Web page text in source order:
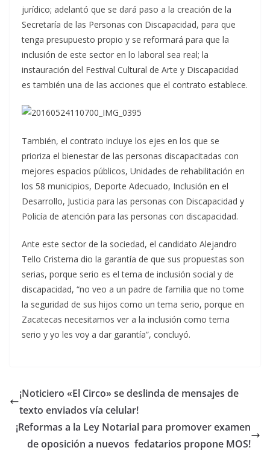
jurídico; adelantó que se dará paso a la creación de la
Secretaría de las Personas con Discapacidad, para que
tenga presupuesto propio y se reformará para que la
inclusión de este sector en lo laboral sea real; la
instauración del Festival Cultural de Arte y Discapacidad
es también una de las acciones que el contrato establece.
También, el contrato incluye los ejes en los que se
prioriza el bienestar de las personas discapacitadas con
mejores espacios públicos, Unidades de rehabilitación en
los 58 municipios, Deporte Adecuado, Inclusión en el
Desarrollo, Justicia para las personas con Discapacidad y
Policía de atención para las personas con discapacidad.
Ante este sector de la sociedad, el candidato Alejandro
Tello Cristerna dio la garantía de que sus propuestas son
serias, porque serio es el tema de inclusión social y de
discapacidad, “no veo a un padre de familia que no tome
la seguridad de sus hijos como un tema serio, porque en
Zacatecas necesitamos ver a la inclusión como tema
serio y yo les voy a dar garantía”, concluyó.
¡Noticiero «El Circo» se deslinda de mensajes de
texto enviados vía celular!
¡Reformas a la Ley Notarial para promover examen
de oposición a nuevos fedatarios propone MOS!